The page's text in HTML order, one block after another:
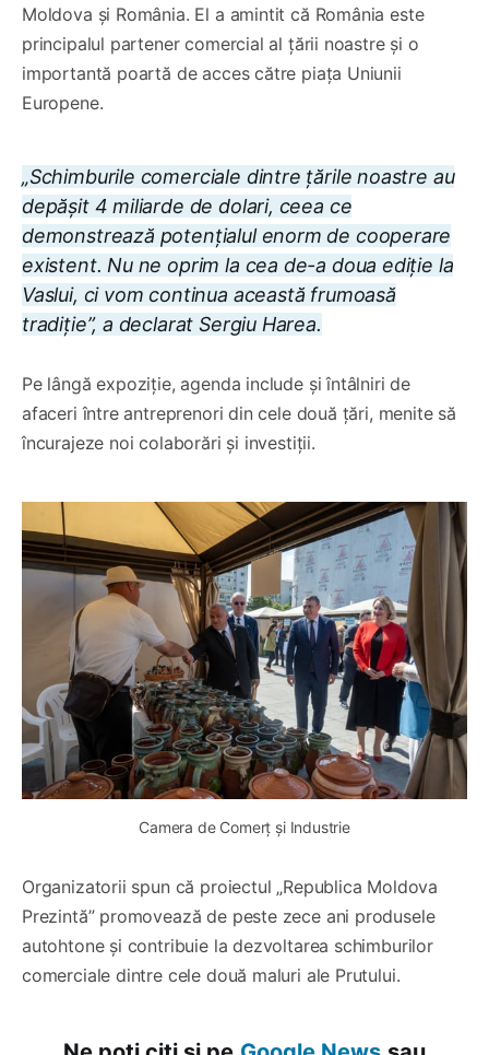
Moldova și România. El a amintit că România este
principalul partener comercial al țării noastre și o
importantă poartă de acces către piața Uniunii
Europene.
„Schimburile comerciale dintre țările noastre au
depășit 4 miliarde de dolari, ceea ce
demonstrează potențialul enorm de cooperare
existent. Nu ne oprim la cea de-a doua ediție la
Vaslui, ci vom continua această frumoasă
tradiție”, a declarat Sergiu Harea.
Pe lângă expoziție, agenda include și întâlniri de
afaceri între antreprenori din cele două țări, menite să
încurajeze noi colaborări și investiții.
Camera de Comerț și Industrie
Organizatorii spun că proiectul „Republica Moldova
Prezintă” promovează de peste zece ani produsele
autohtone și contribuie la dezvoltarea schimburilor
comerciale dintre cele două maluri ale Prutului.